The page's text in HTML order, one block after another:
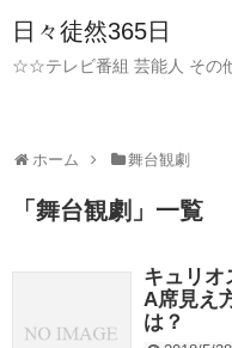
日々徒然365日
☆☆テレビ番組 芸能人 そ
ホーム 舞台観劇
「 舞台観劇 」 一覧
キュリオ
A席見え
は？